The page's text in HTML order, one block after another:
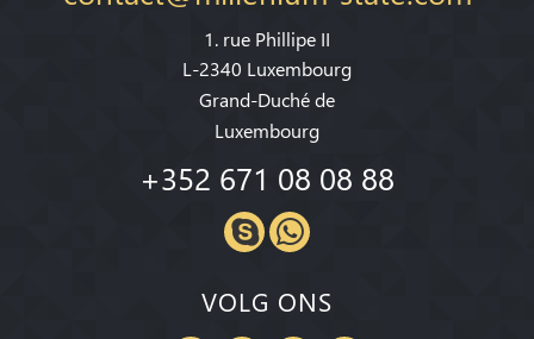
1. rue Phillipe II
L-2340 Luxembourg
Grand-Duché de
Luxembourg
+352 671 08 08 88
VOLG ONS